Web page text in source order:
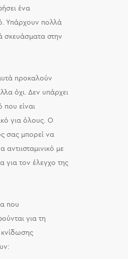
ένα
Υπάρχουν πολλά
σκευάσματα στην
προκαλούν
όχι. Δεν υπάρχει
που είναι
για όλους. Ο
σας μπορεί να
αντιισταμινικό με
για τον έλεγχο της
που
για τη
κνίδωσης